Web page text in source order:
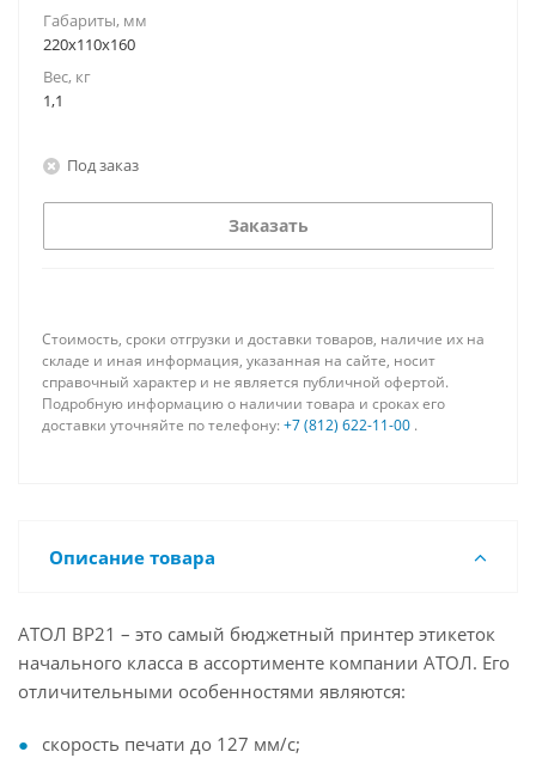
Габариты, мм
220x110x160
Вес, кг
1,1
Под заказ
Заказать
Стоимость, сроки отгрузки и доставки товаров, наличие их на
складе и иная информация, указанная на сайте, носит
справочный характер и не является публичной офертой.
Подробную информацию о наличии товара и сроках его
доставки уточняйте по телефону: +7 (812) 622-11-00 .
Описание товара
АТОЛ BP21 – это самый бюджетный принтер этикеток
начального класса в ассортименте компании АТОЛ. Его
отличительными особенностями являются:
скорость печати до 127 мм/с;